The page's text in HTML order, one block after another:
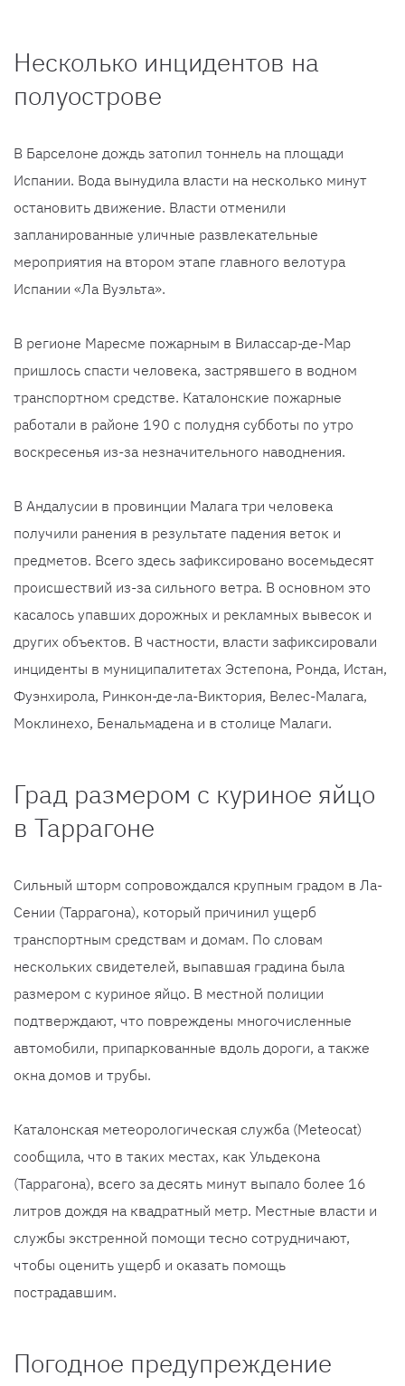
Несколько инцидентов на
полуострове
В Барселоне дождь затопил тоннель на площади
Испании. Вода вынудила власти на несколько минут
остановить движение. Власти отменили
запланированные уличные развлекательные
мероприятия на втором этапе главного велотура
Испании «Ла Вуэльта».
В регионе Маресме пожарным в Вилассар-де-Мар
пришлось спасти человека, застрявшего в водном
транспортном средстве. Каталонские пожарные
работали в районе 190 с полудня субботы по утро
воскресенья из-за незначительного наводнения.
В Андалусии в провинции Малага три человека
получили ранения в результате падения веток и
предметов. Всего здесь зафиксировано восемьдесят
происшествий из-за сильного ветра. В основном это
касалось упавших дорожных и рекламных вывесок и
других объектов. В частности, власти зафиксировали
инциденты в муниципалитетах Эстепона, Ронда, Истан,
Фуэнхирола, Ринкон-де-ла-Виктория, Велес-Малага,
Моклинехо, Бенальмадена и в столице Малаги.
Град размером с куриное яйцо
в Таррагоне
Сильный шторм сопровождался крупным градом в Ла-
Сении (Таррагона), который причинил ущерб
транспортным средствам и домам. По словам
нескольких свидетелей, выпавшая градина была
размером с куриное яйцо. В местной полиции
подтверждают, что повреждены многочисленные
автомобили, припаркованные вдоль дороги, а также
окна домов и трубы.
Каталонская метеорологическая служба (Meteocat)
сообщила, что в таких местах, как Ульдекона
(Таррагона), всего за десять минут выпало более 16
литров дождя на квадратный метр. Местные власти и
службы экстренной помощи тесно сотрудничают,
чтобы оценить ущерб и оказать помощь
пострадавшим.
Погодное предупреждение